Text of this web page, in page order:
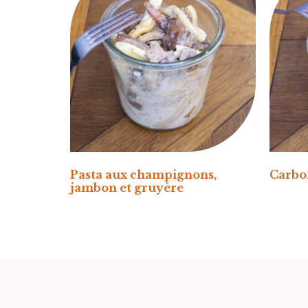
Pasta aux champignons,
jambon et gruyère